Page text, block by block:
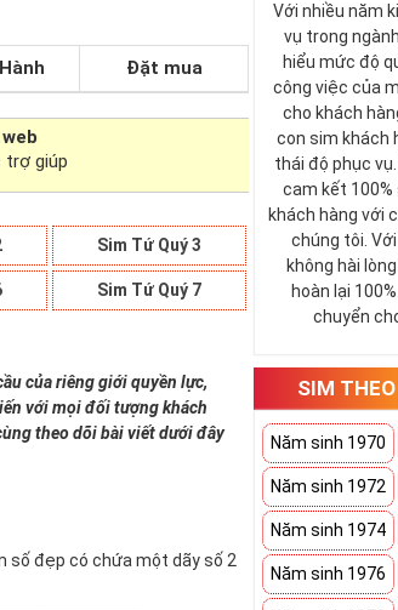
Hành Đặt mua
trợ giúp
Sim Tứ Quý 3
Sim Tứ Quý 7
của riêng giới quyền lực,
với mọi đối tượng khách
theo dõi bài viết dưới đây
số đẹp có chứa một dãy số 2
Với nhiều năm
vụ trong
hiểu mức độ
công việc của
cho khách
con sim khách
thái độ phục
cam kết 100%
khách hàng với
chúng tôi.
không hài
hoàn lại
chuyển
SIM
Năm sinh 1970
Năm sinh 1972
Năm sinh 1974
Năm sinh 1976